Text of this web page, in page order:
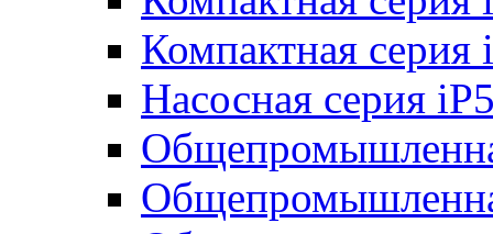
Компактная серия
Насосная серия